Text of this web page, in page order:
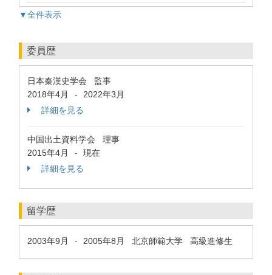
▼全件表示
委員歴
日本秦漢史学会 監事
2018年4月
-
2022年3月
詳細を見る
中国出土資料学会 理事
2015年4月
-
現在
詳細を見る
留学歴
2003年9月 - 2005年8月 北京師範大学 高級進修生